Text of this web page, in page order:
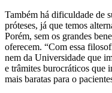
Também há dificuldade de
próteses, já que temos
Porém, sem os grandes
oferecem. “Com essa
nem da Universidade que
e trâmites burocráticos que
mais baratas para o